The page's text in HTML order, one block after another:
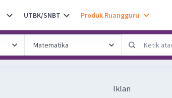
UTBK/SNBT Produk Ruangguru
Iklan